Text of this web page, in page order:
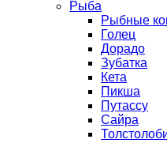
Рыба
Рыбные
Голец
Дорадо
Зубатка
Кета
Пикша
Путассу
Сайра